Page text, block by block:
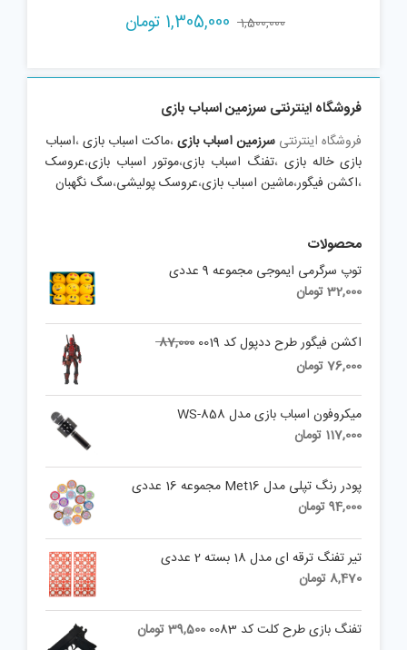
1,500,000
Original
1,500,000 تومان.
1,305,000 تومان
1,305,000 تومان.
فروشگاه اینترنتی سرزمین اسباب بازی
فروشگاه اینترنتی سرزمین اسباب بازی،ماکت اسباب بازی،اسباب
بازی خاله بازی ،تفنگ اسباب بازی،موتور اسباب بازی،عروسک
،اکشن فیگور،ماشین اسباب بازی،عروسک پولیشی،سگ نگهبان
محصولات
توپ سرگرمی ایموجی مجموعه 9 عددی
32,000تومان
اکشن فیگور طرح ددپول کد 0019 87,000
Original
76,000تومان
is:
76,000 تومان.
میکروفون اسباب بازی مدل WS-858
117,000 تومان
پودر رنگ تپلی مدل Met16 مجموعه 16 عددی
94,000تومان
تیر تفنگ ترقه ای مدل 18 بسته 2 عددی
8,470 تومان
تفنگ بازی طرح کلت کد 0083 39,500تومان